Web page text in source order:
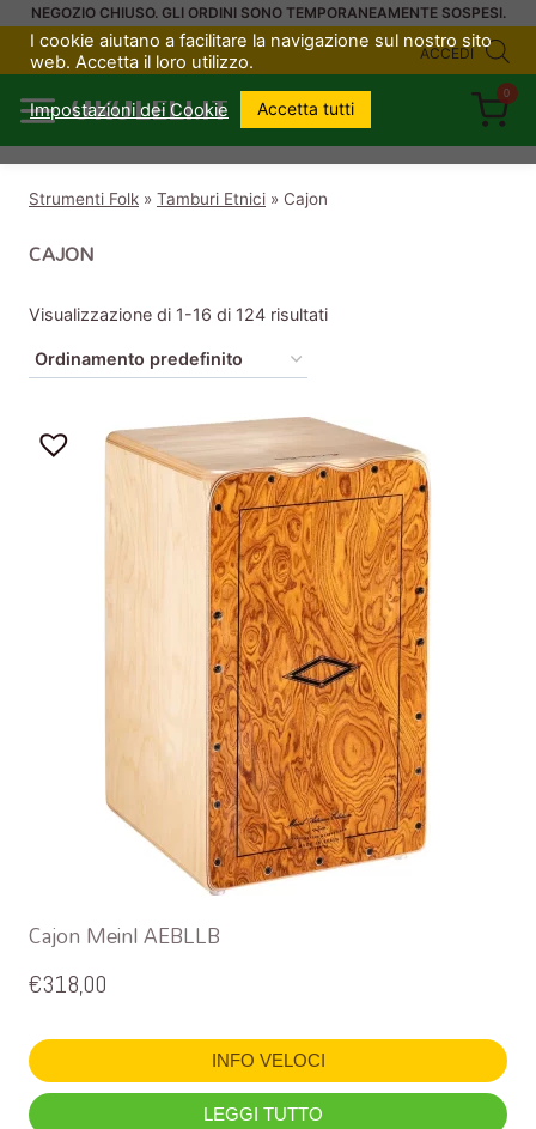
SaltaNEGOZIO CHIUSO. GLI ORDINI SONO TEMPORANEAMENTE SOSPESI.
ACCEDI
UKULELI.IT
0
Strumenti Folk » Tamburi Etnici » Cajon
CAJON
Visualizzazione di 1-16 di 124 risultati
Cajon Meinl AEBLLB
€318,00
INFO VELOCI
LEGGI TUTTO
I cookie aiutano a facilitare la navigazione sul nostro sito
web. Accetta il loro utilizzo.
Impostazioni dei Cookie Accetta tutti